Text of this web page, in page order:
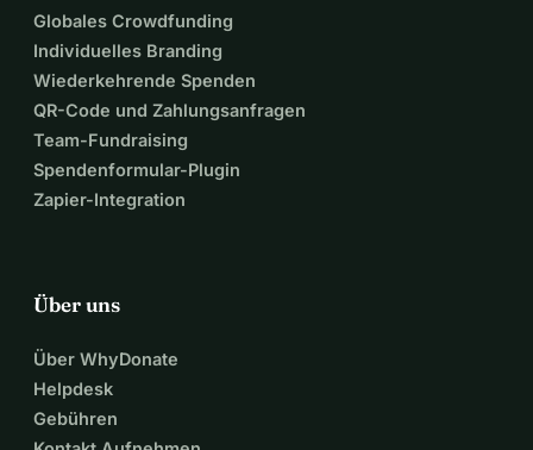
Globales Crowdfunding
Individuelles Branding
Wiederkehrende Spenden
QR-Code und Zahlungsanfragen
Team-Fundraising
Spendenformular-Plugin
Zapier-Integration
Über uns
Über WhyDonate
Helpdesk
Gebühren